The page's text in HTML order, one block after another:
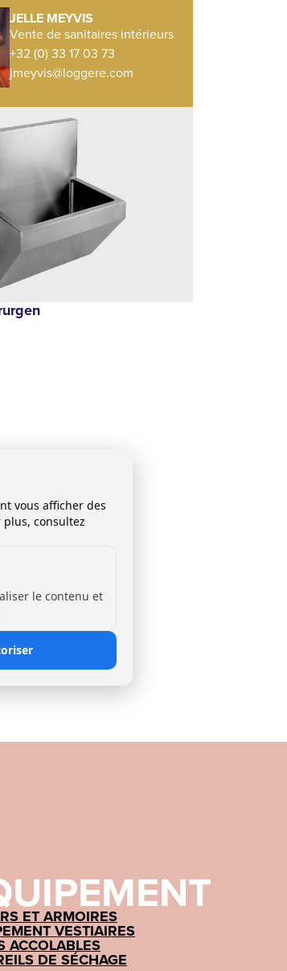
JELLE MEYVIS
Vente de sanitaires intérieurs
+32 (0) 33 17 03 73
jmeyvis@loggere.com
ET ARMOIRES
VESTIAIRES
ACCOLABLES
DE SÉCHAGE
vous afficher des
plus, consultez
le contenu et